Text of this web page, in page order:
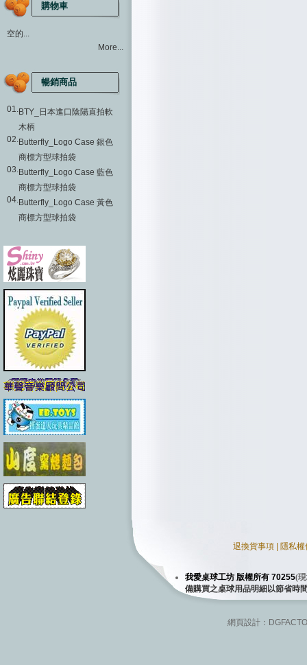
購物車
空的...
More...
暢銷商品
01.BTY_日本進口陰陽直拍軟
木柄
02.Butterfly_Logo Case 銀色
商標方型球拍袋
03.Butterfly_Logo Case 藍色
商標方型球拍袋
04.Butterfly_Logo Case 黃色
商標方型球拍袋
退換貨事項 隱私
我愛桌球工坊 版權所有 70255(
備購買之桌球用品明細以節省時
網頁設計：